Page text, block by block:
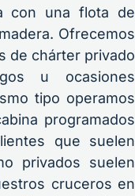
con una flota de
Ofrecemos
de chárter privado
u ocasiones
tipo operamos
programados
que suelen
privados suelen
cruceros en